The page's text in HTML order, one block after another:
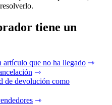
tiene un
que no ha llegado ⇾
⇾
de devolución como
⇾